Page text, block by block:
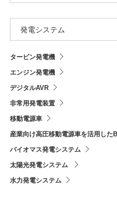
発電システム
タービン発電機
エンジン発電機
デジタルAVR
非常用発電装置
移動電源車
産業向け高圧移動電源車を活用した
バイオマス発電システム
太陽光発電システム
水力発電システム